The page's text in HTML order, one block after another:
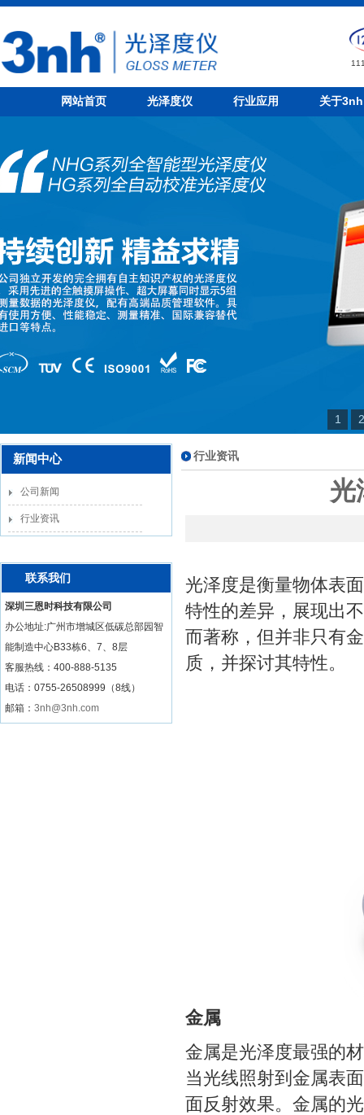
网站首页 光泽度仪 行业应用 关于3nh
1 2
新闻中心
公司新闻
行业资讯
联系我们
深圳三恩时科技有限公司
办公地址:广州市增城区低碳总部园智
能制造中心B33栋6、7、8层
客服热线： 400-888-5135
电话：0755-26508999（8线）
邮箱： 3nh@3nh.com
行业资讯
光
光泽度是衡量物体表
特性的差异，展现出
而著称，但并非只有
质，并探讨其特性。
金属
金属是光泽度最强的
当光线照射到金属表
面反射效果。金属的